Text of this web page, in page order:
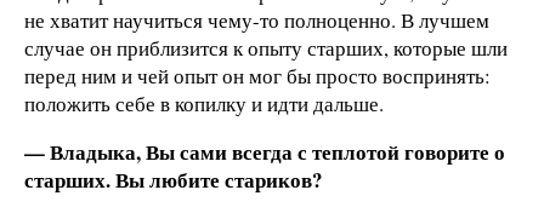
не хватит научиться чему-то полноценно. В лучшем
случае он приблизится к опыту старших, которые шли
перед ним и чей опыт он мог бы просто воспринять:
положить себе в копилку и идти дальше.
— Владыка, Вы сами всегда с теплотой говорите о
старших. Вы любите стариков?